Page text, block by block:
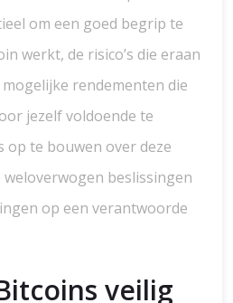
om een goed begrip te
werkt, de risico’s die eraan
rendementen die
jezelf voldoende te
op te bouwen over deze
beslissingen
op een verantwoorde
veilig